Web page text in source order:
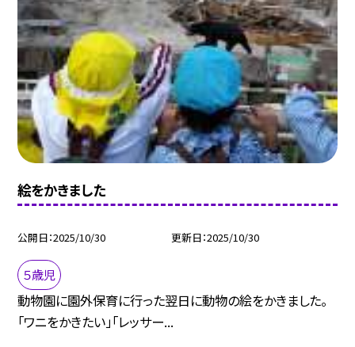
絵をかきました
公開日 2025/10/30 更新日 2025/10/30
５歳児
動物園に園外保育に行った翌日に動物の絵をかきました。
「ワニをかきたい」「レッサー...